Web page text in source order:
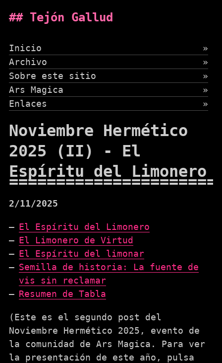
Tejón Gallud
Inicio
»
Archivo
»
Sobre este sitio
»
Ars Magica
»
Enlaces
»
Noviembre Hermético
2025 (II) - El
Espíritu del Limonero
2/11/2025
El Espíritu del Limonero
El Limonero de Virtud
El Espíritu del limonar
Semilla de historia: La fuente de
vis sin reclamar
Resumen de Tabla
(Este es el segundo post del
Noviembre Hermético 2025, evento de
la comunidad de Ars Magica. Para ver
la presentación de este año, pulsa